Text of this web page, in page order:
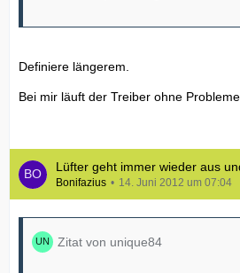
Definiere längerem.
Bei mir läuft der Treiber ohne
Lüfter geht immer wieder aus
Bonifazius 14. Juni 2012 um 07:04
Zitat von unique84